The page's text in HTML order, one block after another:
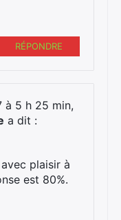
RÉPONDRE
à 5 h 25 min,
a dit :
plaisir à
est 80%.